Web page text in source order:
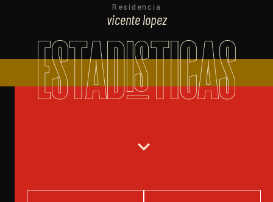
Residencia
vicente lopez
ESTADISTICAS
expand_more